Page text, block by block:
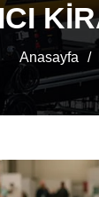
Anasayfa